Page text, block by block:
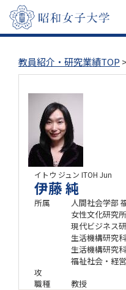
教員紹介・研究業績TOP
イトウ ジュン ITOH Jun
伊藤 純
所属
人間社会学部
女性文化研究所
現代ビジネス
生活機構研究
生活機構研究
福祉社会・経
攻
職種
教授